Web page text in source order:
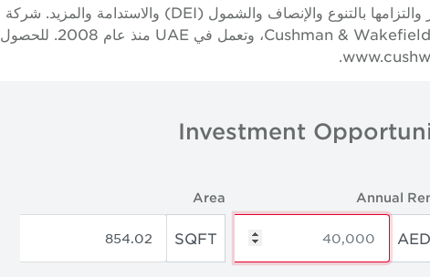
الصناعة والأعمال لثقافتها الحائزة على جوائز والتزامها بالتنوع والإنصاف والشمول (DEI) والاستدامة والمزيد. شركة
تابعة مملوكة ومدارة بشكل مستقل لشركة Cushman & Wakefield، وتعمل في UAE منذ عام 2008. للحصول
Investment
Annual
AED
Area
SQFT